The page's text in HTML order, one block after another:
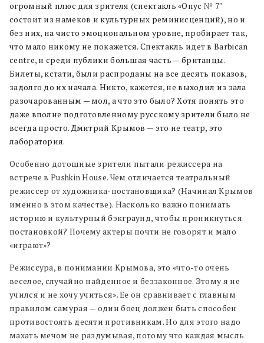
огромный плюс для зрителя (спектакль «Опус № 7″
состоит из намеков и культурных реминисценций), но и
без них, на чисто эмоциональном уровне, пробирает так,
что мало никому не покажется. Спектакль идет в Barbican
centre, и среди публики большая часть — британцы.
Билеты, кстати, были распроданы на все десять показов,
задолго до их начала. Никто, кажется, не выходил из зала
разочарованным — мол, а что это было? Хотя понять это
даже вполне подготовленному русскому зрители было не
всегда просто. Дмитрий Крымов — это не театр, это
лаборатория.
Особенно дотошные зрители пытали режиссера на
встрече в Pushkin House. Чем отличается театральный
режиссер от художника-постановщика? (Начинал Крымов
именно в этом качестве). Насколько важно понимать
историю и культурный бэкграунд, чтобы проникнуться
постановкой? Почему актеры почти не говорят и мало
«играют»?
Режиссура, в понимании Крымова, это «что-то очень
веселое, случайно найденное и беззаконное. Этому я не
учился и не хочу учиться». Ее он сравнивает с главным
правилом самурая — один боец должен быть способен
противостоять десяти противникам. Но для этого надо
махать мечом не раздумывая, потому что каждая мысль